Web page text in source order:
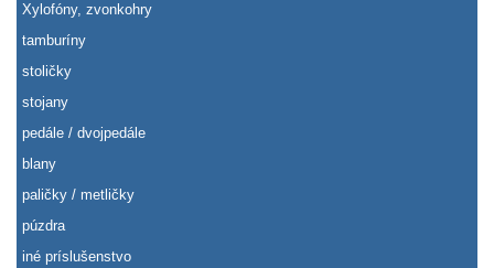
Xylofóny, zvonkohry
tamburíny
stoličky
stojany
pedále / dvojpedále
blany
paličky / metličky
púzdra
iné príslušenstvo